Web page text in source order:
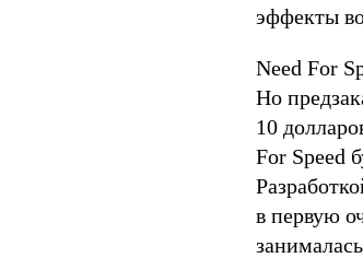
эффекты
Need For
Но
10
For Speed
в первую